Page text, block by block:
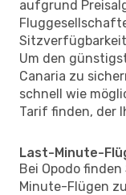
aufgrund
Um den
Canaria zu
schnell wie
Tarif finden, der
Last-Minute-
Bei Opodo
Minute-Flügen